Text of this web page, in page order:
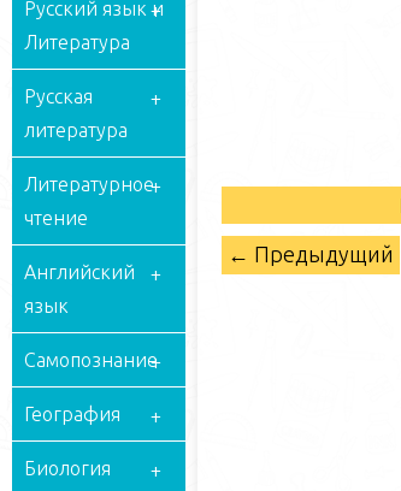
Русский язык и
Литература
Русская
литература
Литературное
чтение
Английский
язык
Самопознание
География
Биология
← Предыдущий